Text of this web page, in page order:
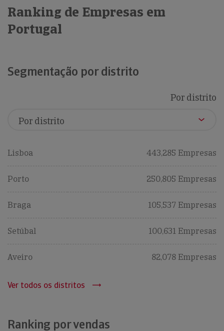
Ranking de Empresas em
Portugal
Segmentação por distrito
Por distrito
Lisboa 443,285 Empresas
Porto 250,805 Empresas
Braga 105,537 Empresas
Setúbal 100,631 Empresas
Aveiro 82,078 Empresas
Ver todos os distritos
Ranking por vendas